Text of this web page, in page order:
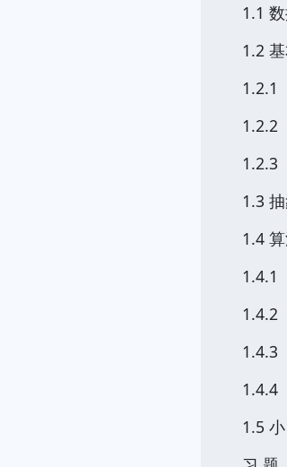
1.1
1.2
1.2.1
1.2.2
1.2.3
1.3
1.4
1.4.1
1.4.2
1.4.3
1.4.4
1.5